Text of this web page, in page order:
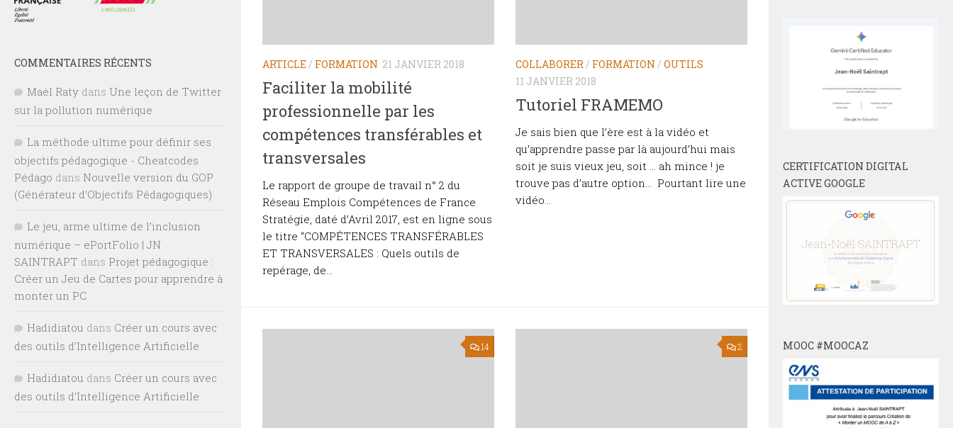
ARTICLE / FORMATION 21 JANVIER 2018
Faciliter la mobilité
professionnelle par les
compétences transférables et
transversales
Le rapport de groupe de travail n° 2 du
Réseau Emplois Compétences de France
Stratégie, daté d’Avril 2017, est en ligne sous
le titre “COMPÉTENCES TRANSFÉRABLES
ET TRANSVERSALES : Quels outils de
repérage, de...
COLLABORER / FORMATION / OUTILS
11 JANVIER 2018
Tutoriel FRAMEMO
Je sais bien que l’ère est à la vidéo et
qu’apprendre passe par là aujourd’hui mais
soit je suis vieux jeu, soit … ah mince ! je
trouve pas d’autre option… Pourtant lire une
vidéo...
14 2
COMMENTAIRES RÉCENTS
Maël Raty dans Une leçon de Twitter
sur la pollution numérique
La méthode ultime pour définir ses
objectifs pédagogique - Cheatcodes
Pédago dans Nouvelle version du GOP
(Générateur d’Objectifs Pédagogiques)
Le jeu, arme ultime de l’inclusion
numérique – ePortFolio | JN
SAINTRAPT dans Projet pédagogique :
Créer un Jeu de Cartes pour apprendre à
monter un PC
Hadidiatou dans Créer un cours avec
des outils d’Intelligence Artificielle
Hadidiatou dans Créer un cours avec
des outils d’Intelligence Artificielle
CERTIFICATION DIGITAL
ACTIVE GOOGLE
MOOC #MOOCAZ